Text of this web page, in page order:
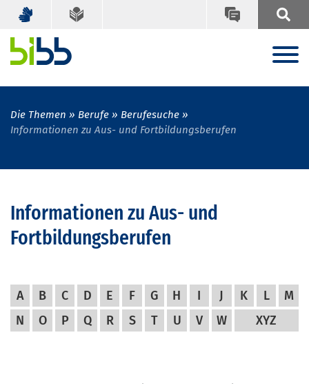
Die Themen Berufe
Berufesuche
Informationen zu Aus- und Fortbildungsberufen
Informationen zu Aus- und
Fortbildungsberufen
A B C D E F G H I J K L
M
N
O P Q R S T U V W XYZ